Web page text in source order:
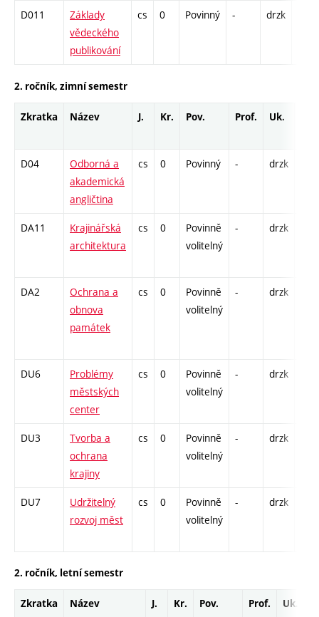
D011
Základy
vědeckého
publikování
cs 0 Povinný - drzk
2. ročník, zimní semestr
Zkratka Název J. Kr. Pov. Prof. Uk.
D04
Odborná a
akademická
angličtina
cs 0 Povinný - drzk
DA11
Krajinářská
architektura
cs 0
Povinně
volitelný
- drzk
DA2
Ochrana a
obnova
památek
cs 0
Povinně
volitelný
- drzk
DU6
Problémy
městských
center
cs 0
Povinně
volitelný
- drzk
DU3
Tvorba a
ochrana
krajiny
cs 0
Povinně
volitelný
- drzk
DU7
Udržitelný
rozvoj měst
cs 0
Povinně
volitelný
- drzk
2. ročník, letní semestr
Zkratka Název J. Kr. Pov. Prof. Uk.